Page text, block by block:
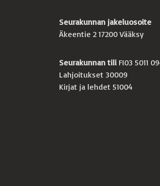
Seurakunnan jakeluosoite
Äkeentie 2 17200 Vääksy
Seurakunnan tili FI03 5011
Lahjoitukset 30009
Kirjat ja lehdet 51004